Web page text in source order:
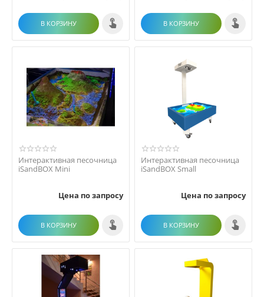
В КОРЗИНУ В КОРЗИНУ
Интерактивная песочница
iSandBOX Mini
Цена по запросу
В КОРЗИНУ
Интерактивная песочница
iSandBOX Small
Цена по запросу
В КОРЗИНУ